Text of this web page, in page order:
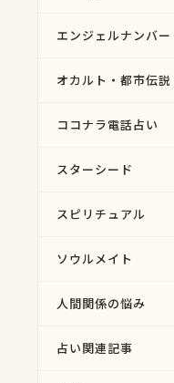
エンジェルナンバー
オカルト・都市伝説
ココナラ電話占い
スターシード
スピリチュアル
ソウルメイト
人間関係の悩み
占い関連記事